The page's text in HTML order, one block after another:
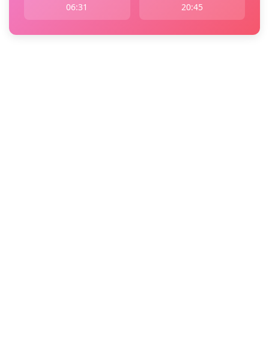
06:31 20:45